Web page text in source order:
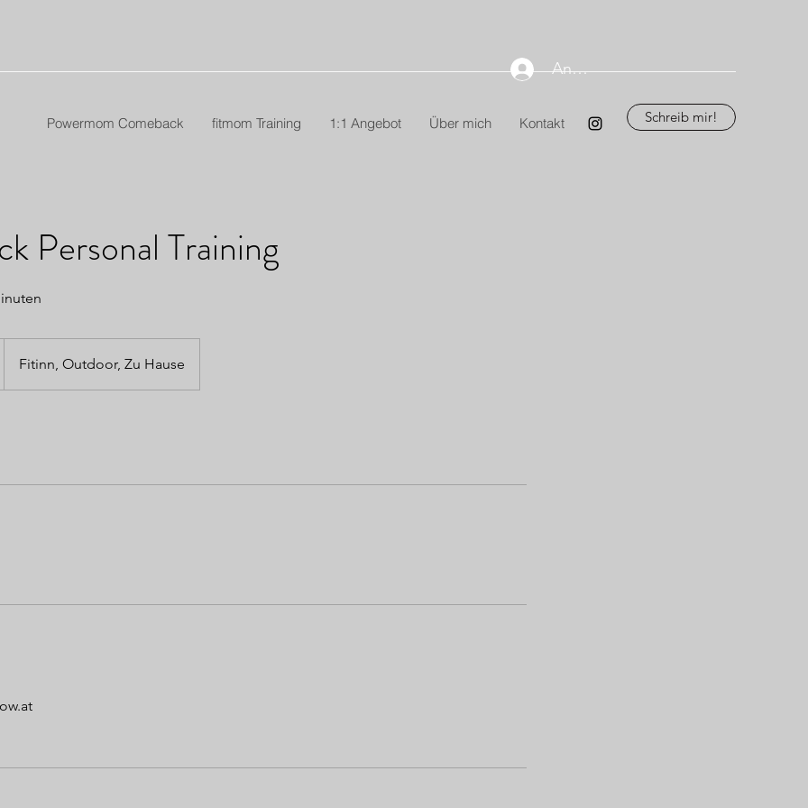
Powermom Comeback fitmom Training 1:1 Angebot Über mich Kontakt Schreib mir!
Anmelden
Personal Training
Fitinn, Outdoor, Zu Hause